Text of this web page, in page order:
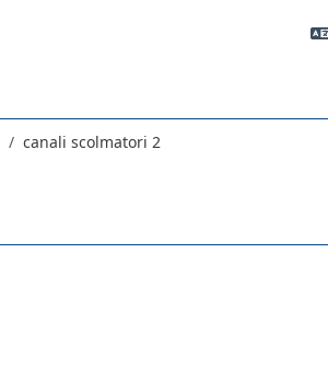
canali scolmatori 2